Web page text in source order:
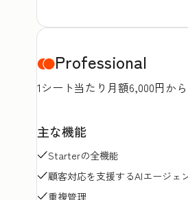
Professional
1シート当たり月額6,000円から
主な機能
Starterの全機能
顧客対応を支援するAIエージェ
重複管理